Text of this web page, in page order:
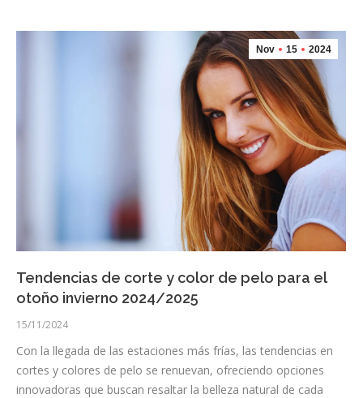
Nov 15 2024
Tendencias de corte y color de pelo para el
otoño invierno 2024/2025
15/11/2024
Con la llegada de las estaciones más frías, las tendencias en
cortes y colores de pelo se renuevan, ofreciendo opciones
innovadoras que buscan resaltar la belleza natural de cada